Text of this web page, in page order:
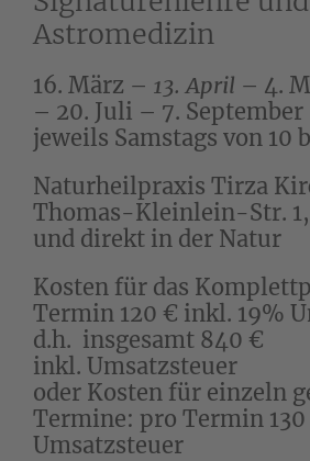
Astromedizin
16. März – 13. April – 4.
– 20. Juli – 7. September
jeweils Samstags von 10
Naturheilpraxis Tirza
Thomas-Kleinlein-Str.
und direkt in der Natur
Kosten für das
Termin 120 € inkl. 19%
d.h. insgesamt 840 €
inkl. Umsatzsteuer
oder Kosten für einzeln
Termine: pro Termin 130
Umsatzsteuer